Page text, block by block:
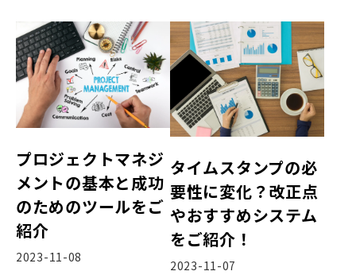
プロジェクトマネジ
メントの基本と成功
のためのツールをご
紹介
2023-11-08
タイムスタンプの必
要性に変化？改正点
やおすすめシステム
をご紹介！
2023-11-07